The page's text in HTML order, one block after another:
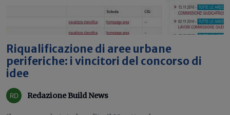
Riqualificazione di aree urbane
periferiche: i vincitori del concorso di
idee
Redazione Build News